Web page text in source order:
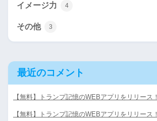
イメージ力 4
その他 3
最近のコメント
【無料】トランプ記憶のWEBアプリをリリース！
【無料】トランプ記憶のWEBアプリをリリース！